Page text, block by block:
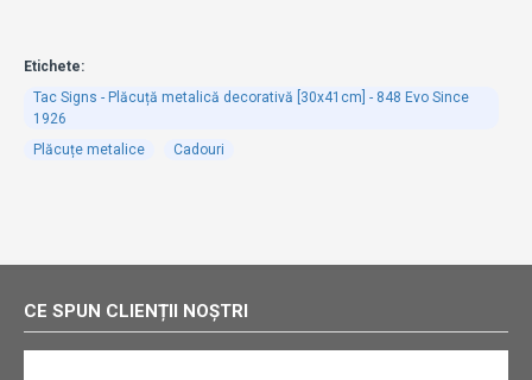
Etichete:
Tac Signs - Plăcuță metalică decorativă [30x41cm] - 848 Evo Since
1926
Plăcuțe metalice
Cadouri
CE SPUN CLIENȚII NOȘTRI